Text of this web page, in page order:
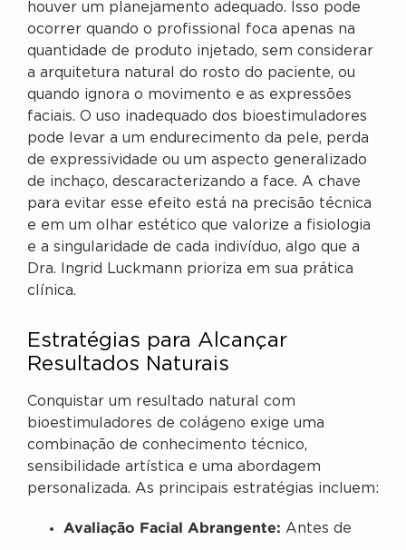
houver um planejamento adequado. Isso pode
ocorrer quando o profissional foca apenas na
quantidade de produto injetado, sem considerar
a arquitetura natural do rosto do paciente, ou
quando ignora o movimento e as expressões
faciais. O uso inadequado dos bioestimuladores
pode levar a um endurecimento da pele, perda
de expressividade ou um aspecto generalizado
de inchaço, descaracterizando a face. A chave
para evitar esse efeito está na precisão técnica
e em um olhar estético que valorize a fisiologia
e a singularidade de cada indivíduo, algo que a
Dra. Ingrid Luckmann prioriza em sua prática
clínica.
Estratégias para Alcançar
Resultados Naturais
Conquistar um resultado natural com
bioestimuladores de colágeno exige uma
combinação de conhecimento técnico,
sensibilidade artística e uma abordagem
personalizada. As principais estratégias incluem:
Avaliação Facial Abrangente: Antes de